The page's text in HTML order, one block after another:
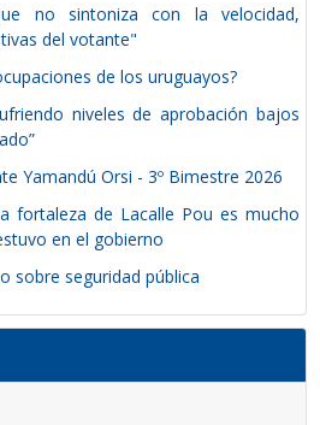
no sintoniza con la velocidad,
del votante"
de los uruguayos?
niveles de aprobación bajos
Yamandú Orsi - 3º Bimestre 2026
fortaleza de Lacalle Pou es mucho
en el gobierno
sobre seguridad pública